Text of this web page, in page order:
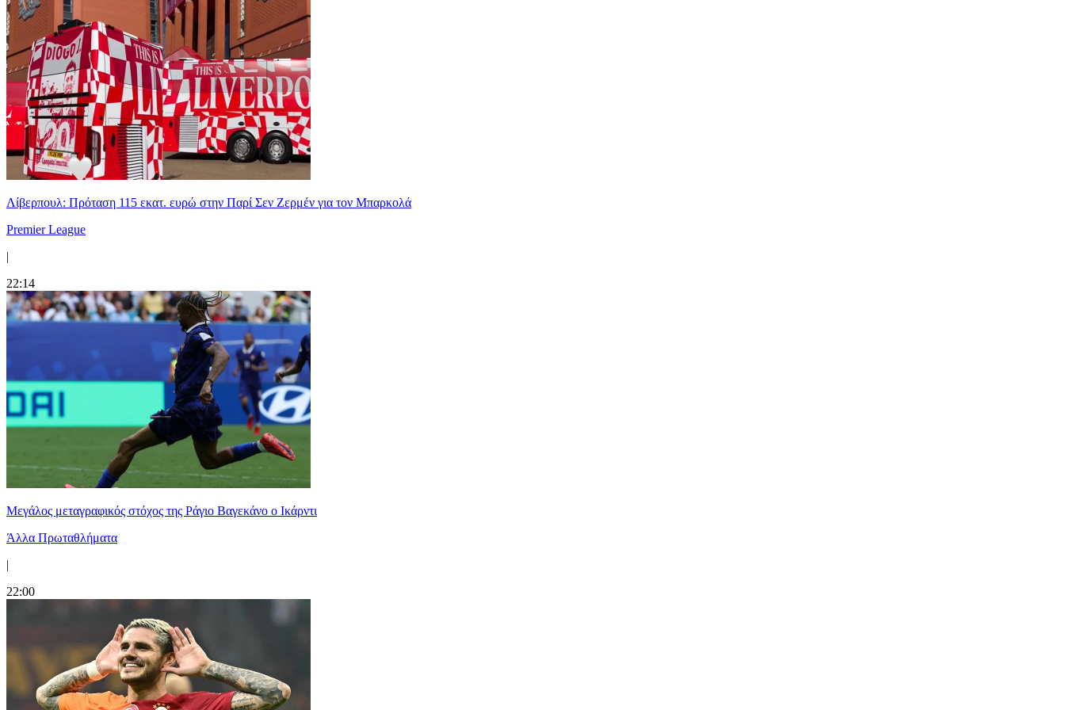
Λίβερπουλ: Πρόταση 115 εκατ. ευρώ στην Παρί Σεν Ζερμέν για τον Μπαρκολά
Premier League
|
22:14
Μεγάλος μεταγραφικός στόχος της Ράγιο Βαγεκάνο ο Ικάρντι
Άλλα Πρωταθλήματα
|
22:00